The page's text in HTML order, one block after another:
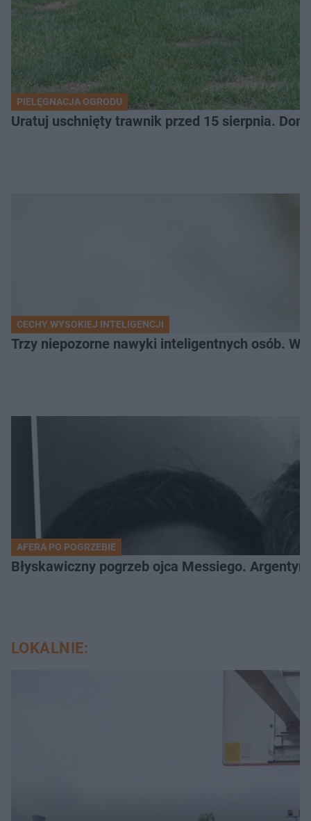
PIELĘGNACJA OGRODU
Uratuj uschnięty trawnik przed 15 sierpnia.
CECHY WYSOKIEJ INTELIGENCJI
Trzy niepozorne nawyki inteligentnych osób.
AFERA PO POGRZEBIE
Błyskawiczny pogrzeb ojca Messiego.
LOKALNIE: